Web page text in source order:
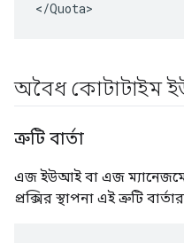
অবৈধ কোটাটাইম
ত্রুটি বার্তা
এজ ইউআই বা এজ
প্রক্সির স্থাপনা এই ত্রুটি